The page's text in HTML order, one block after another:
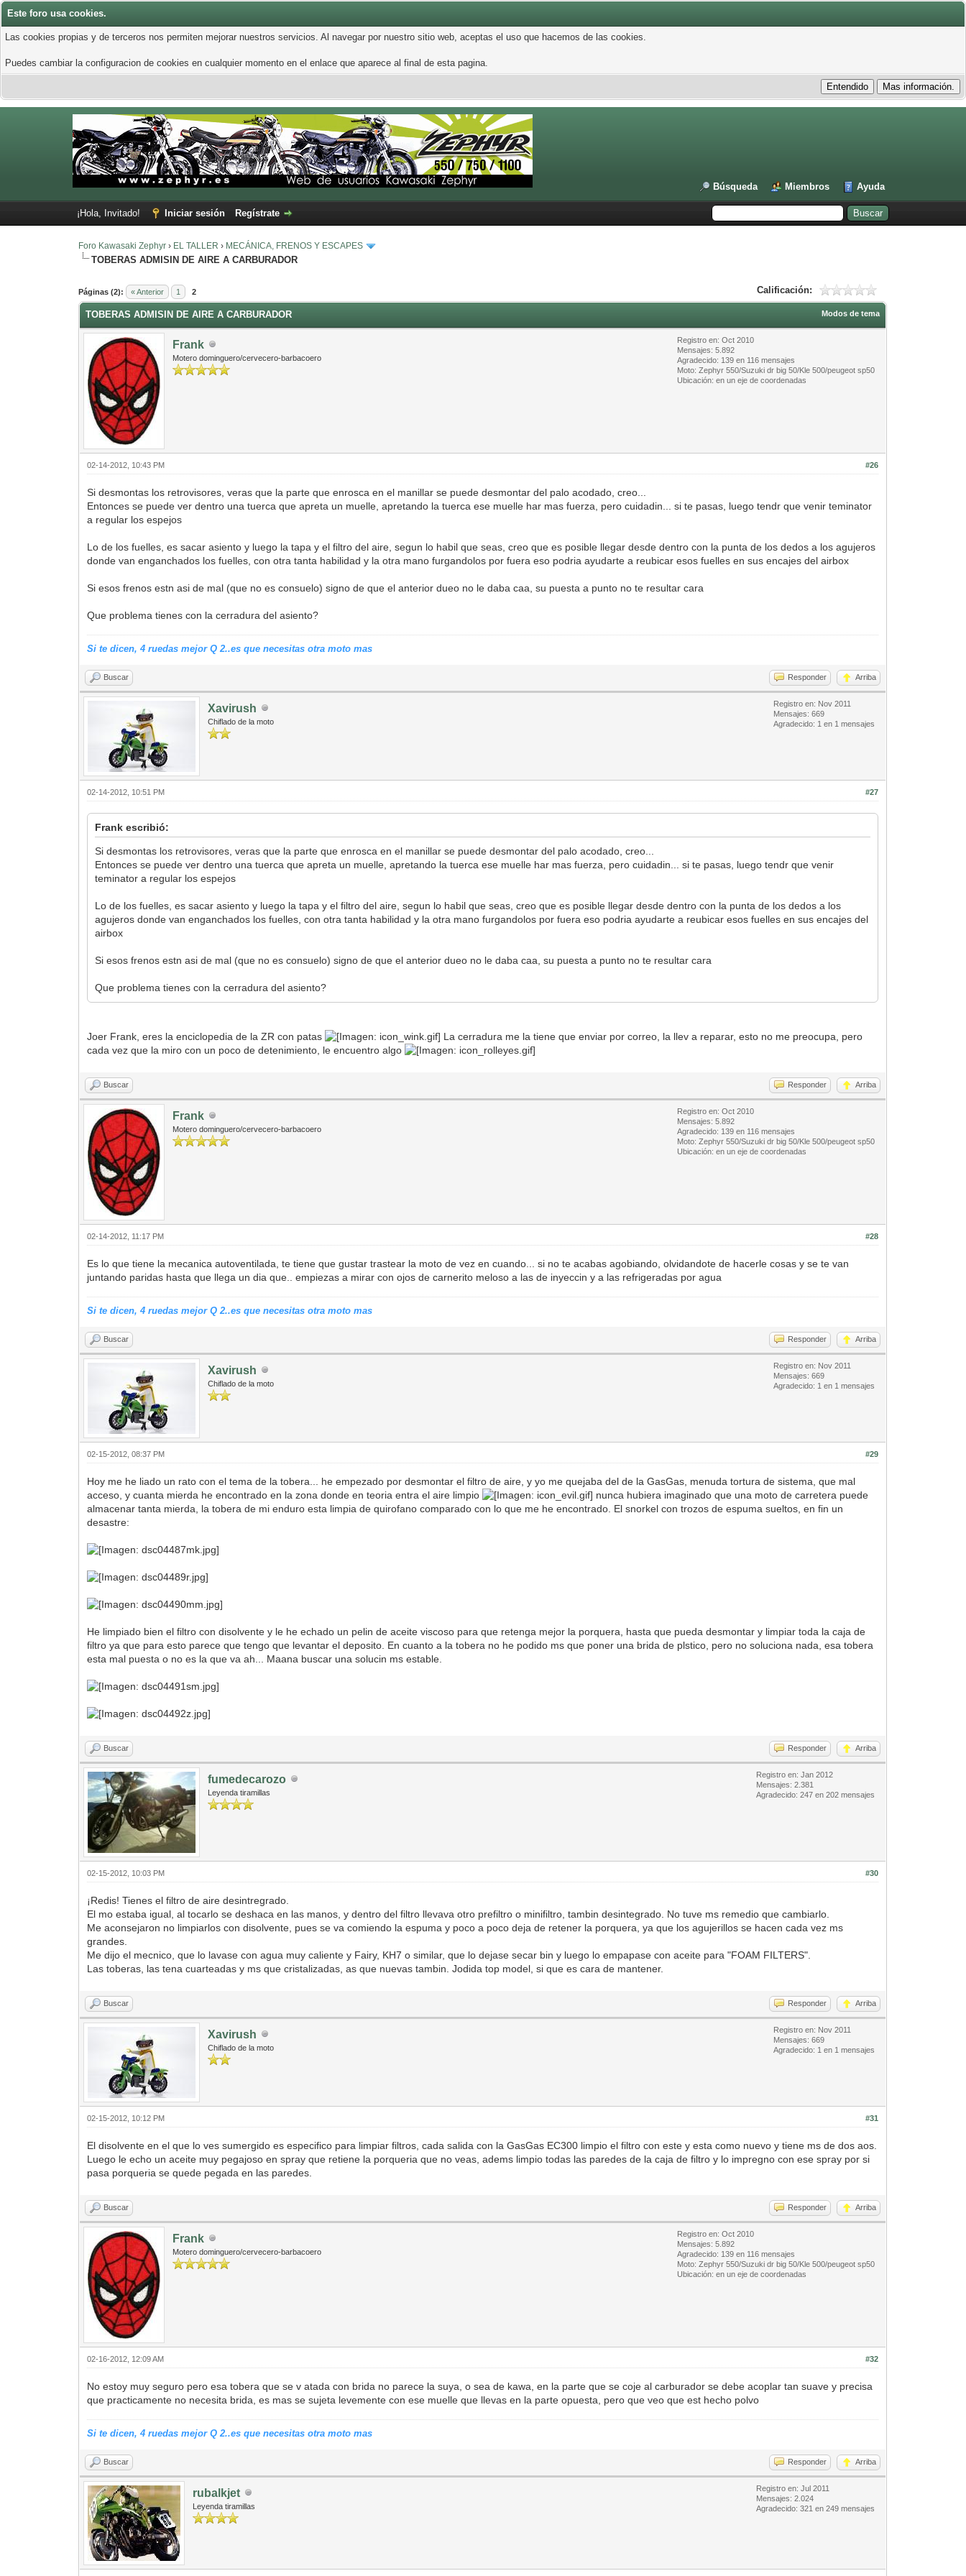
Este foro usa cookies.
Las cookies propias y de terceros nos permiten mejorar nuestros servicios. Al navegar por nuestro sitio web, aceptas el uso que hacemos de las cookies.
Puedes cambiar la configuracion de cookies en cualquier momento en el enlace que aparece al final de esta pagina.
Búsqueda Miembros Ayuda
¡Hola, Invitado! Iniciar sesión Regístrate
Foro Kawasaki Zephyr › EL TALLER › MECÁNICA, FRENOS Y ESCAPES
TOBERAS ADMISIN DE AIRE A CARBURADOR
Páginas (2): « Anterior 1 2 Calificación:
0 voto(s) - 0 Media
1
2
3
4
5
Modos de tema
TOBERAS ADMISIN DE AIRE A CARBURADOR
Frank
Motero dominguero/cervecero-barbacoero
Registro en: Oct 2010
Mensajes: 5.892
Agradecido: 139 en 116 mensajes
Moto: Zephyr 550/Suzuki dr big 50/Kle 500/peugeot sp50
Ubicación: en un eje de coordenadas
#26
02-14-2012, 10:43 PM
Si desmontas los retrovisores, veras que la parte que enrosca en el manillar se puede desmontar del palo acodado, creo...
Entonces se puede ver dentro una tuerca que apreta un muelle, apretando la tuerca ese muelle har mas fuerza, pero cuidadin... si te pasas, luego tendr que venir teminator
a regular los espejos
Lo de los fuelles, es sacar asiento y luego la tapa y el filtro del aire, segun lo habil que seas, creo que es posible llegar desde dentro con la punta de los dedos a los agujeros
donde van enganchados los fuelles, con otra tanta habilidad y la otra mano furgandolos por fuera eso podria ayudarte a reubicar esos fuelles en sus encajes del airbox
Si esos frenos estn asi de mal (que no es consuelo) signo de que el anterior dueo no le daba caa, su puesta a punto no te resultar cara
Que problema tienes con la cerradura del asiento?
Si te dicen, 4 ruedas mejor Q 2..es que necesitas otra moto mas
Buscar Responder Arriba
Xavirush
Chiflado de la moto
Registro en: Nov 2011
Mensajes: 669
Agradecido: 1 en 1 mensajes
#27
02-14-2012, 10:51 PM
Frank escribió:
Si desmontas los retrovisores, veras que la parte que enrosca en el manillar se puede desmontar del palo acodado, creo...
Entonces se puede ver dentro una tuerca que apreta un muelle, apretando la tuerca ese muelle har mas fuerza, pero cuidadin... si te pasas, luego tendr que venir
teminator a regular los espejos
Lo de los fuelles, es sacar asiento y luego la tapa y el filtro del aire, segun lo habil que seas, creo que es posible llegar desde dentro con la punta de los dedos a los
agujeros donde van enganchados los fuelles, con otra tanta habilidad y la otra mano furgandolos por fuera eso podria ayudarte a reubicar esos fuelles en sus encajes del
airbox
Si esos frenos estn asi de mal (que no es consuelo) signo de que el anterior dueo no le daba caa, su puesta a punto no te resultar cara
Que problema tienes con la cerradura del asiento?
Joer Frank, eres la enciclopedia de la ZR con patas
La cerradura me la tiene que enviar por correo, la llev a reparar, esto no me preocupa, pero
cada vez que la miro con un poco de detenimiento, le encuentro algo
Buscar Responder Arriba
Frank
Motero dominguero/cervecero-barbacoero
Registro en: Oct 2010
Mensajes: 5.892
Agradecido: 139 en 116 mensajes
Moto: Zephyr 550/Suzuki dr big 50/Kle 500/peugeot sp50
Ubicación: en un eje de coordenadas
#28
02-14-2012, 11:17 PM
Es lo que tiene la mecanica autoventilada, te tiene que gustar trastear la moto de vez en cuando... si no te acabas agobiando, olvidandote de hacerle cosas y se te van
juntando paridas hasta que llega un dia que.. empiezas a mirar con ojos de carnerito meloso a las de inyeccin y a las refrigeradas por agua
Si te dicen, 4 ruedas mejor Q 2..es que necesitas otra moto mas
Buscar Responder Arriba
Xavirush
Chiflado de la moto
Registro en: Nov 2011
Mensajes: 669
Agradecido: 1 en 1 mensajes
#29
02-15-2012, 08:37 PM
Hoy me he liado un rato con el tema de la tobera... he empezado por desmontar el filtro de aire, y yo me quejaba del de la GasGas, menuda tortura de sistema, que mal
acceso, y cuanta mierda he encontrado en la zona donde en teoria entra el aire limpio
nunca hubiera imaginado que una moto de carretera puede
almacenar tanta mierda, la tobera de mi enduro esta limpia de quirofano comparado con lo que me he encontrado. El snorkel con trozos de espuma sueltos, en fin un
desastre:
He limpiado bien el filtro con disolvente y le he echado un pelin de aceite viscoso para que retenga mejor la porquera, hasta que pueda desmontar y limpiar toda la caja de
filtro ya que para esto parece que tengo que levantar el deposito. En cuanto a la tobera no he podido ms que poner una brida de plstico, pero no soluciona nada, esa tobera
esta mal puesta o no es la que va ah... Maana buscar una solucin ms estable.
Buscar Responder Arriba
fumedecarozo
Leyenda tiramillas
Registro en: Jan 2012
Mensajes: 2.381
Agradecido: 247 en 202 mensajes
#30
02-15-2012, 10:03 PM
¡Redis! Tienes el filtro de aire desintregrado.
El mo estaba igual, al tocarlo se deshaca en las manos, y dentro del filtro llevava otro prefiltro o minifiltro, tambin desintegrado. No tuve ms remedio que cambiarlo.
Me aconsejaron no limpiarlos con disolvente, pues se va comiendo la espuma y poco a poco deja de retener la porquera, ya que los agujerillos se hacen cada vez ms
grandes.
Me dijo el mecnico, que lo lavase con agua muy caliente y Fairy, KH7 o similar, que lo dejase secar bin y luego lo empapase con aceite para "FOAM FILTERS".
Las toberas, las tena cuarteadas y ms que cristalizadas, as que nuevas tambin. Jodida top model, si que es cara de mantener.
Buscar Responder Arriba
Xavirush
Chiflado de la moto
Registro en: Nov 2011
Mensajes: 669
Agradecido: 1 en 1 mensajes
#31
02-15-2012, 10:12 PM
El disolvente en el que lo ves sumergido es especifico para limpiar filtros, cada salida con la GasGas EC300 limpio el filtro con este y esta como nuevo y tiene ms de dos aos.
Luego le echo un aceite muy pegajoso en spray que retiene la porqueria que no veas, adems limpio todas las paredes de la caja de filtro y lo impregno con ese spray por si
pasa porqueria se quede pegada en las paredes.
Buscar Responder Arriba
Frank
Motero dominguero/cervecero-barbacoero
Registro en: Oct 2010
Mensajes: 5.892
Agradecido: 139 en 116 mensajes
Moto: Zephyr 550/Suzuki dr big 50/Kle 500/peugeot sp50
Ubicación: en un eje de coordenadas
#32
02-16-2012, 12:09 AM
No estoy muy seguro pero esa tobera que se v atada con brida no parece la suya, o sea de kawa, en la parte que se coje al carburador se debe acoplar tan suave y precisa
que practicamente no necesita brida, es mas se sujeta levemente con ese muelle que llevas en la parte opuesta, pero que veo que est hecho polvo
Si te dicen, 4 ruedas mejor Q 2..es que necesitas otra moto mas
Buscar Responder Arriba
rubalkjet
Leyenda tiramillas
Registro en: Jul 2011
Mensajes: 2.024
Agradecido: 321 en 249 mensajes